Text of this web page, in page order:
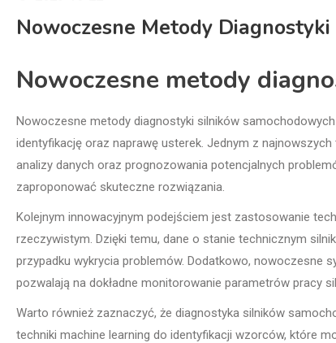
Nowoczesne Metody
Nowoczesne metody
Nowoczesne metody diagnostyki silników
identyfikację oraz naprawę usterek. Jednym z
analizy danych oraz prognozowania potencjalnych
zaproponować skuteczne rozwiązania.
Kolejnym innowacyjnym podejściem jest zastosowanie
rzeczywistym. Dzięki temu, dane o stanie technicznym
przypadku wykrycia problemów. Dodatkowo, nowoczesne
pozwalają na dokładne monitorowanie parametrów pracy
Warto również zaznaczyć, że diagnostyka silników
techniki machine learning do identyfikacji wzorców, które